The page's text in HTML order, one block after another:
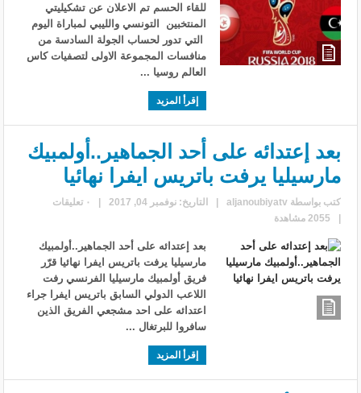
للقاء الحسم تم الاعلان عن تشكيليتي
المنتخبين التونسي والليبي لمباراة اليوم
التي تدور لحساب الجولة السادسة من
منافسات المجموعة الاولى لتصفيات كاس
العالم روسيا ...
إقرأ المزيد
بعد إعتدائه على أحد الجماهير..أولمبيك
مارسيليا يرفت باتريس ايفرا نهائيا
كتب بواسطةaljanoubiyatv
| التاريخ: نوفمبر 04, 2017 |
٠ تعليقات
|
2055 مشاهدة
بعد إعتدائه على أحد الجماهير..أولمبيك
مارسيليا يرفت باتريس ايفرا نهائيا قرّر
فريق أولمبيك مارسيليا الفرنسي رفت
اللاعب الدولي السابق باتريس ايفرا جراء
اعتدائه على احد مشجعي الفريق الذين
سافروا للبرتغال ...
إقرأ المزيد